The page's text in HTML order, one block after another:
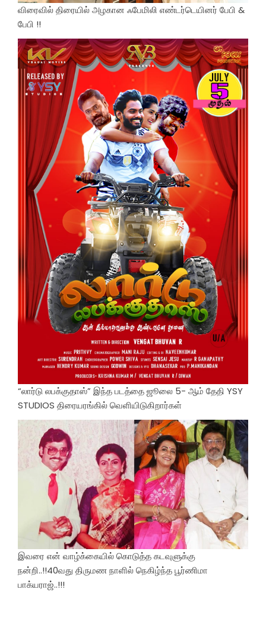
விரைவில் திரையில் அழகான ஃபேமிலி எண்டர்டெயினர் பேபி &
பேபி !!
“லார்டு லபக்குதாஸ்” இந்த படத்தை ஜூலை 5- ஆம் தேதி YSY
STUDIOS திரையரங்கில் வெளியிடுகிறார்கள்
இவரை என் வாழ்க்கையில் கொடுத்த கடவுளுக்கு
நன்றி..!!40வது திருமண நாளில் நெகிழ்ந்த பூர்ணிமா
பாக்யராஜ்..!!!